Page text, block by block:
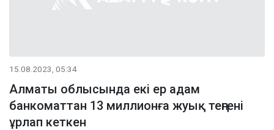
15.08.2023, 05:34
Алматы облысында екі ер адам
банкоматтан 13 миллионға жуық теңгені
ұрлап кеткен